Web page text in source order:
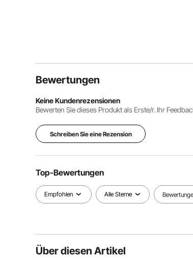
Bewertungen
Keine Kundenrezensionen
Bewerten Sie dieses Produkt als Erste/r. Ihr
Schreiben Sie eine Rezension
Top-Bewertungen
Empfohlen Alle Sterne
Über diesen Artikel